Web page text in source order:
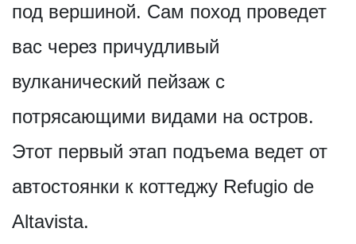
под вершиной. Сам поход проведет
вас через причудливый
вулканический пейзаж с
потрясающими видами на остров.
Этот первый этап подъема ведет от
автостоянки к коттеджу Refugio de
Altavista.